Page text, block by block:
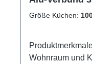
Größe Küchen:
Produktmerkmale: Einsetzbar in
Wohnraum und